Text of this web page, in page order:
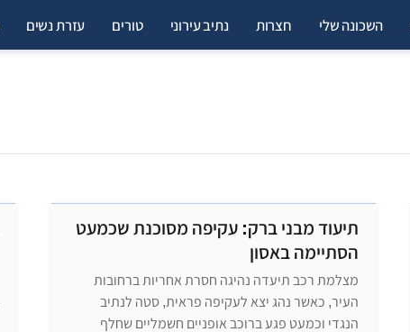
השכונה שלי חצרות נתיב עירוני טורים עזרת נשים
תיעוד מבני ברק: עקיפה מסוכנת שכמעט
הסתיימה באסון
מצלמת רכב תיעדה נהיגה חסרת אחריות ברחובות
העיר, כאשר נהג יצא לעקיפה פראית, סטה לנתיב
הנגדי וכמעט פגע ברוכב אופניים חשמליים שחלף